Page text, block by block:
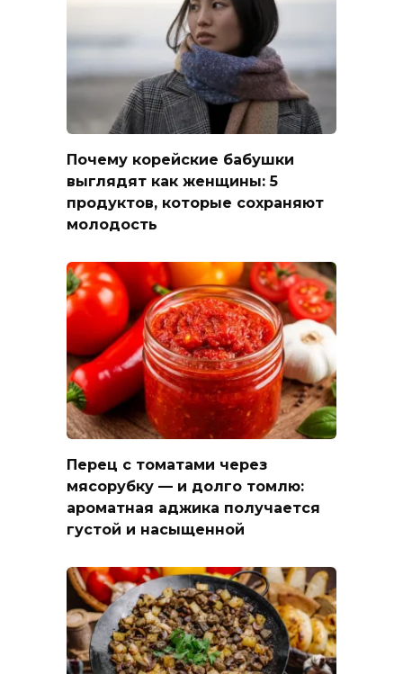
Почему корейские бабушки
выглядят как женщины: 5
продуктов, которые сохраняют
молодость
Перец с томатами через
мясорубку — и долго томлю:
ароматная аджика получается
густой и насыщенной